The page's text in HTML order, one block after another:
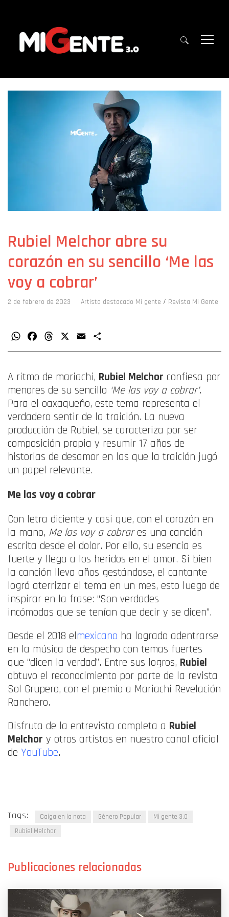
Rubiel Melchor abre su
corazón en su sencillo ‘Me las
voy a cobrar’
2 de febrero de 2023 Artista destacado Mi gente / Revista Mi Gente
WhatsAppFacebookThreads Email
A ritmo de mariachi, Rubiel Melchor confiesa por
menores de su sencillo ‘Me las voy a cobrar’.
Para el oaxaqueño, este tema representa el
verdadero sentir de la traición. La nueva
producción de Rubiel, se caracteriza por ser
composición propia y resumir 17 años de
historias de desamor en las que la traición jugó
un papel relevante.
Me las voy a cobrar
Con letra diciente y casi que, con el corazón en
la mano, Me las voy a cobrares una canción
escrita desde el dolor. Por ello, su esencia es
fuerte y llega a los heridos en el amor. Si bien
la canción lleva años gestándose, el cantante
logró aterrizar el tema en un mes, esto luego de
inspirar en la frase: “Son verdades
incómodas que se tenían que decir y se dicen”.
Desde el 2018 elmexicano ha logrado adentrarse
en la música de despecho con temas fuertes
que “dicen la verdad”. Entre sus logros, Rubiel
obtuvo el reconocimiento por parte de la revista
Sol Grupero, con el premio a Mariachi Revelación
Ranchero.
Disfruta de la entrevista completa a Rubiel
Melchor y otros artistas en nuestro canal oficial
de YouTube.
Tags: Caiga en la nota Género Popular
Mi gente 3.0
Rubiel Melchor